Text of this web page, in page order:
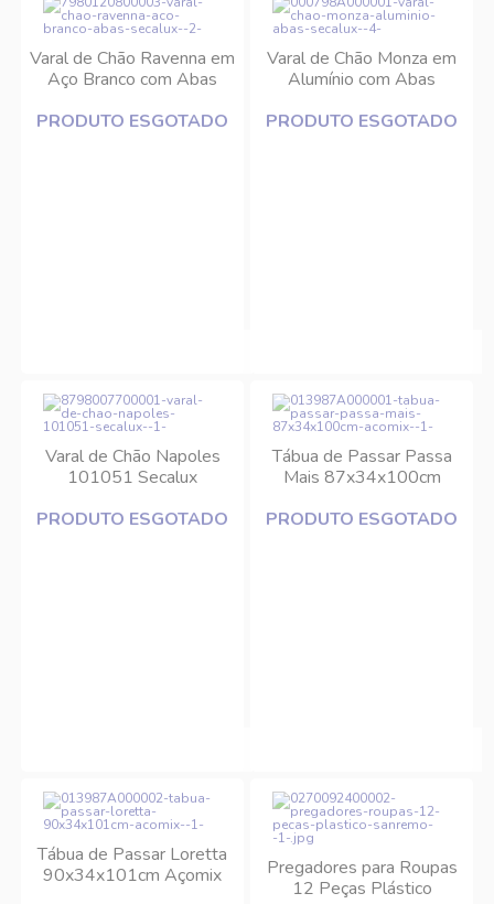
Varal de Chão Ravenna em
Aço Branco com Abas
PRODUTO ESGOTADO
Varal de Chão Monza em
Alumínio com Abas
PRODUTO ESGOTADO
Varal de Chão Napoles
101051 Secalux
PRODUTO ESGOTADO
Tábua de Passar Passa
Mais 87x34x100cm
PRODUTO ESGOTADO
Tábua de Passar Loretta
90x34x101cm Açomix
Pregadores para Roupas
12 Peças Plástico